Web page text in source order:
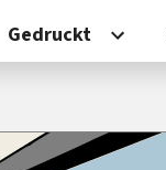
Gedruckt